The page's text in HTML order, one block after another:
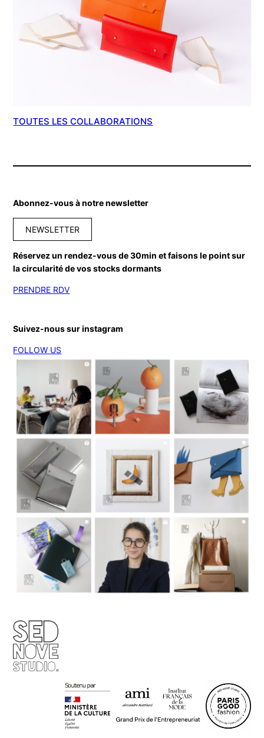
TOUTES LES COLLABORATIONS
Abonnez-vous à notre newsletter
NEWSLETTER
Réservez un rendez-vous de 30min et faisons le point sur
la circularité de vos stocks dormants
PRENDRE RDV
Suivez-nous sur instagram
FOLLOW US